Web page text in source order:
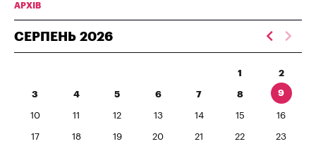
АРХІВ
СЕРПЕНЬ 2026
1 2
3 4 5 6 7 8 9
10 11 12 13 14 15 16
17 18 19 20 21 22 23